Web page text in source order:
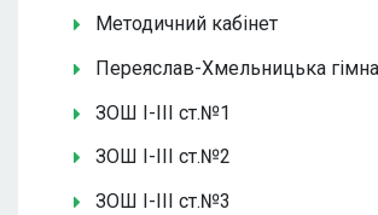
Методичний кабінет
Переяслав-Хмельницька
ЗОШ І-ІІІ ст.№1
ЗОШ І-ІІІ ст.№2
ЗОШ І-ІІІ ст.№3